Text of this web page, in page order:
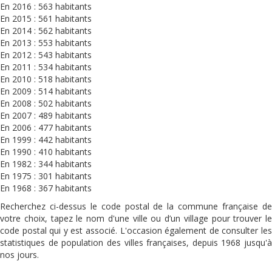
En 2016 : 563 habitants
En 2015 : 561 habitants
En 2014 : 562 habitants
En 2013 : 553 habitants
En 2012 : 543 habitants
En 2011 : 534 habitants
En 2010 : 518 habitants
En 2009 : 514 habitants
En 2008 : 502 habitants
En 2007 : 489 habitants
En 2006 : 477 habitants
En 1999 : 442 habitants
En 1990 : 410 habitants
En 1982 : 344 habitants
En 1975 : 301 habitants
En 1968 : 367 habitants
Recherchez ci-dessus le code postal de la commune française de
votre choix, tapez le nom d'une ville ou d’un village pour trouver le
code postal qui y est associé. L'occasion également de consulter les
statistiques de population des villes françaises, depuis 1968 jusqu'à
nos jours.